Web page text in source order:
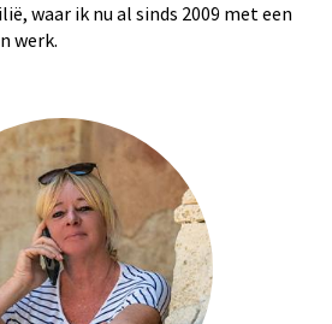
waar ik nu al sinds 2009 met een
werk.